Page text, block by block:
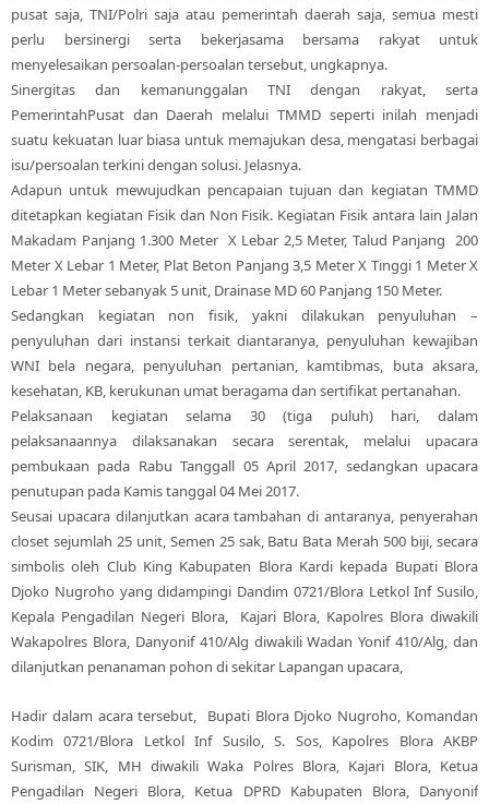
pusat saja, TNI/Polri saja atau pemerintah daerah saja, semua mesti
perlu bersinergi serta bekerjasama bersama rakyat untuk
menyelesaikan persoalan-persoalan tersebut, ungkapnya.
Sinergitas dan kemanunggalan TNI dengan rakyat, serta
PemerintahPusat dan Daerah melalui TMMD seperti inilah menjadi
suatu kekuatan luar biasa untuk memajukan desa, mengatasi berbagai
isu/persoalan terkini dengan solusi. Jelasnya.
Adapun untuk mewujudkan pencapaian tujuan dan kegiatan TMMD
ditetapkan kegiatan Fisik dan Non Fisik. Kegiatan Fisik antara lain Jalan
Makadam Panjang 1.300 Meter X Lebar 2,5 Meter, Talud Panjang 200
Meter X Lebar 1 Meter, Plat Beton Panjang 3,5 Meter X Tinggi 1 Meter X
Lebar 1 Meter sebanyak 5 unit, Drainase MD 60 Panjang 150 Meter.
Sedangkan kegiatan non fisik, yakni dilakukan penyuluhan –
penyuluhan dari instansi terkait diantaranya, penyuluhan kewajiban
WNI bela negara, penyuluhan pertanian, kamtibmas, buta aksara,
kesehatan, KB, kerukunan umat beragama dan sertifikat pertanahan.
Pelaksanaan kegiatan selama 30 (tiga puluh) hari, dalam
pelaksanaannya dilaksanakan secara serentak, melalui upacara
pembukaan pada Rabu Tanggall 05 April 2017, sedangkan upacara
penutupan pada Kamis tanggal 04 Mei 2017.
Seusai upacara dilanjutkan acara tambahan di antaranya, penyerahan
closet sejumlah 25 unit, Semen 25 sak, Batu Bata Merah 500 biji, secara
simbolis oleh Club King Kabupaten Blora Kardi kepada Bupati Blora
Djoko Nugroho yang didampingi Dandim 0721/Blora Letkol Inf Susilo,
Kepala Pengadilan Negeri Blora, Kajari Blora, Kapolres Blora diwakili
Wakapolres Blora, Danyonif 410/Alg diwakili Wadan Yonif 410/Alg, dan
dilanjutkan penanaman pohon di sekitar Lapangan upacara,
Hadir dalam acara tersebut, Bupati Blora Djoko Nugroho, Komandan
Kodim 0721/Blora Letkol Inf Susilo, S. Sos, Kapolres Blora AKBP
Surisman, SIK, MH diwakili Waka Polres Blora, Kajari Blora, Ketua
Pengadilan Negeri Blora, Ketua DPRD Kabupaten Blora, Danyonif